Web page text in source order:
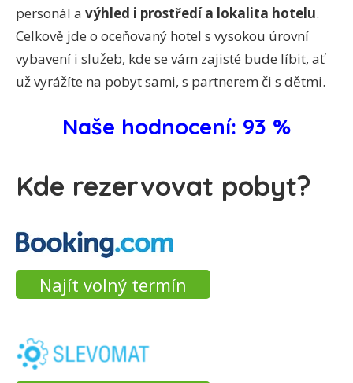
personál a výhled i prostředí a lokalita hotelu.
Celkově jde o oceňovaný hotel s vysokou úrovní
vybavení i služeb, kde se vám zajisté bude líbit, ať
už vyrážíte na pobyt sami, s partnerem či s dětmi.
Naše hodnocení: 93 %
Kde rezervovat pobyt?
Najít volný termín